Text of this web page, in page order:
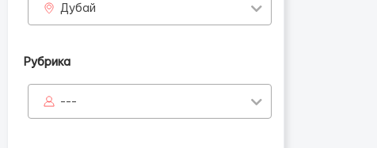
Дубай
Рубрика
---